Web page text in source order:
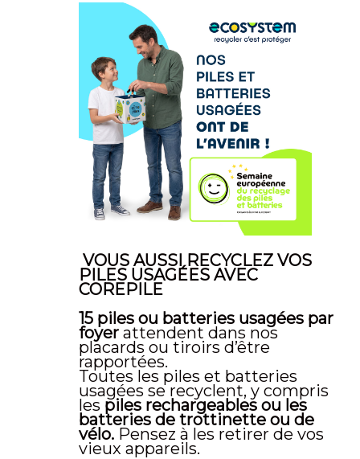
VOUS AUSSI RECYCLEZ VOS
PILES USAGÉES AVEC
COREPILE
15 piles ou batteries usagées par
foyer attendent dans nos
placards ou tiroirs d’être
rapportées.
Toutes les piles et batteries
usagées se recyclent, y compris
les piles rechargeables ou les
batteries de trottinette ou de
vélo. Pensez à les retirer de vos
vieux appareils.